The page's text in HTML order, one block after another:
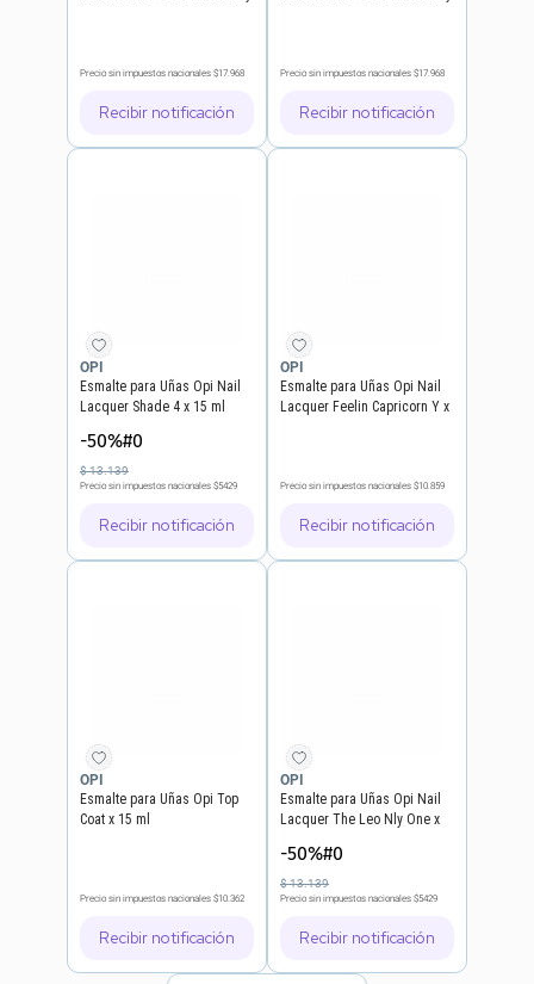
Precio sin impuestos nacionales $17.968
Recibir notificación
Precio sin impuestos nacionales $17.968
Recibir notificación
OPI
Esmalte para Uñas Opi Nail
Lacquer Shade 4 x 15 ml
-50%#0
$13.139
Precio sin impuestos nacionales $5429
Recibir notificación
OPI
Esmalte para Uñas Opi Nail
Lacquer Feelin Capricorn Y x
Precio sin impuestos nacionales $10.859
Recibir notificación
OPI
Esmalte para Uñas Opi Top
Coat x 15 ml
Precio sin impuestos nacionales $10.362
Recibir notificación
OPI
Esmalte para Uñas Opi Nail
Lacquer The Leo Nly One x
-50%#0
$13.139
Precio sin impuestos nacionales $5429
Recibir notificación